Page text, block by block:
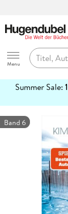
Hugendubel
Menu
Summer Sale:
erfahren
Band 6